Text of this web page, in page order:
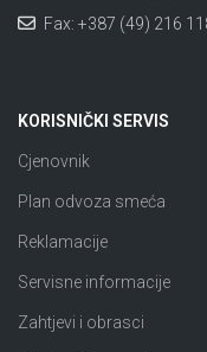
Fax: +387 (49) 216
KORISNIČKI SERVIS
Cjenovnik
Plan odvoza smeća
Reklamacije
Servisne informacije
Zahtjevi i obrasci